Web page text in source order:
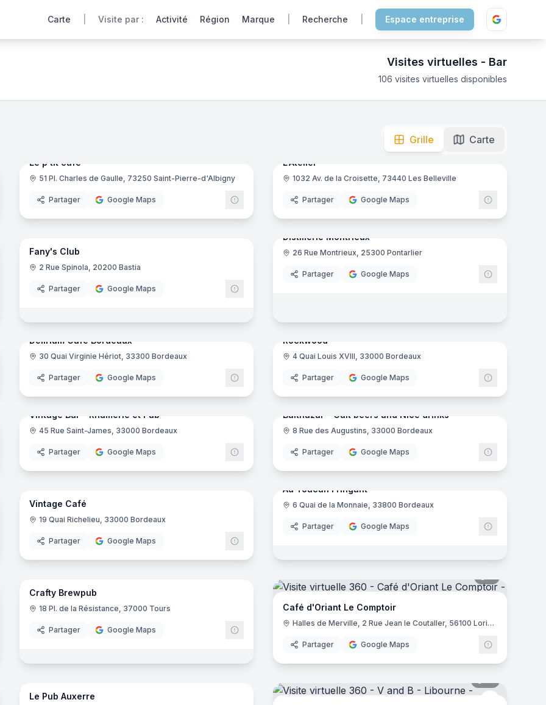
Carte Visite par : Activité Région Marque Recherche Espace entreprise
Visites virtuelles - Bar
106 visites virtuelles disponibles
Grille Carte
Le p'tit café
51 Pl. Charles de Gaulle, 73250 Saint-Pierre-d'Albigny
Partager Google Maps
L'Atelier
1032 Av. de la Croisette, 73440 Les Belleville
Partager Google Maps
7panoramas
Fany's Club
2 Rue Spinola, 20200 Bastia
Partager Google Maps
Distillerie Montrieux
26 Rue Montrieux, 25300 Pontarlier
Partager Google Maps
Delirium Café Bordeaux
30 Quai Virginie Hériot, 33300 Bordeaux
Partager Google Maps
Rockwood
4 Quai Louis XVIII, 33000 Bordeaux
Partager Google Maps
Vintage Bar - Rhumerie et Pub
45 Rue Saint-James, 33000 Bordeaux
Partager Google Maps
Balthazar - Cult beers and Nice drinks
8 Rue des Augustins, 33000 Bordeaux
Partager Google Maps
13panoramas
Vintage Café
19 Quai Richelieu, 33000 Bordeaux
Partager Google Maps
12
Au Toucan Fringant
6 Quai de la Monnaie, 33800 Bordeaux
Partager Google Maps
15panoramas
Crafty Brewpub
18 Pl. de la Résistance, 37000 Tours
Partager Google Maps
Café d'Oriant Le Comptoir
Halles de Merville, 2 Rue Jean le Coutaller, 56100 Lorient
Partager Google Maps
17panoramas
Le Pub Auxerre V and B